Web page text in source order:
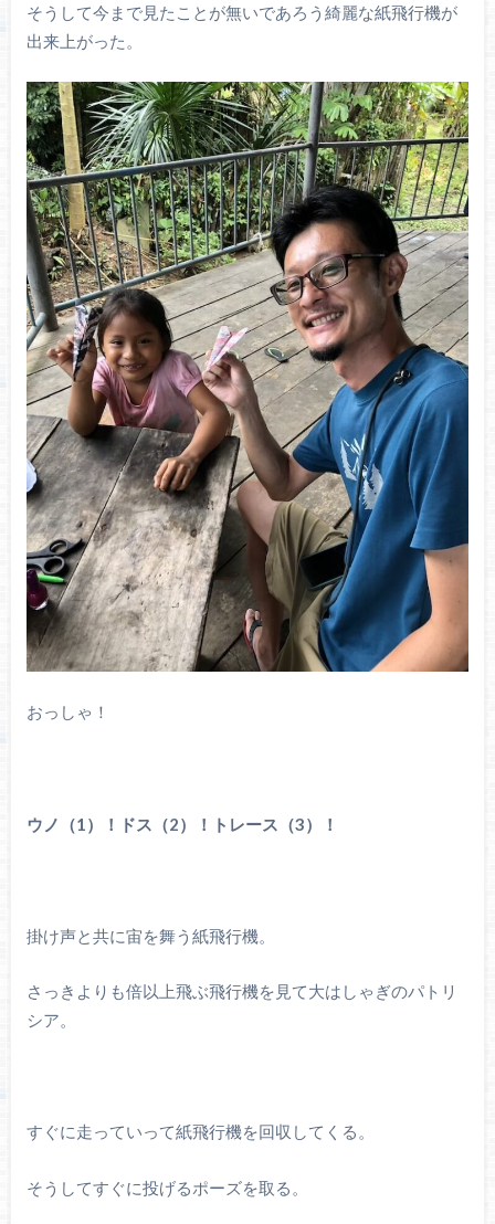
そうして今まで見たことが無いであろう綺麗な紙飛行機が
出来上がった。
おっしゃ！
ウノ（1）！ドス（2）！トレース（3）！
掛け声と共に宙を舞う紙飛行機。
さっきよりも倍以上飛ぶ飛行機を見て大はしゃぎのパトリ
シア。
すぐに走っていって紙飛行機を回収してくる。
そうしてすぐに投げるポーズを取る。